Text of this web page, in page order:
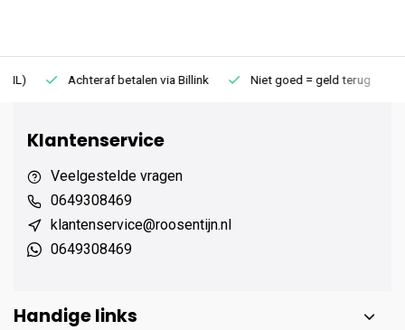
Achteraf betalen via Billink Niet goed = geld terug
Klantenservice
Veelgestelde vragen
0649308469
klantenservice@roosentijn.nl
0649308469
Handige links